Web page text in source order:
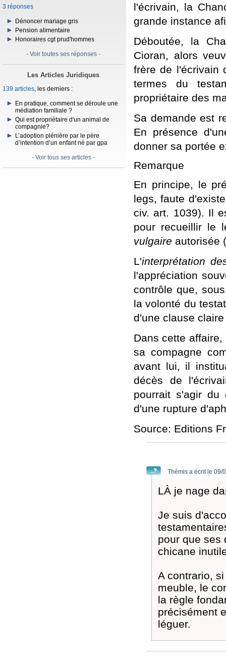
3 réponses
Dénoncer mariage gris
Pension alimentaire
Honoraires cgt prud'hommes
- Voir toutes ses réponses -
Les Articles Juridiques
139 articles, les derniers :
En pratique, comment se déroule une
médiation familiale ?
Qui est propriétaire d'un animal de
compagnie?
L’adoption plénière par le père
d’intention d’un enfant né par gpa
- Voir tous ses articles -
l'écrivain, la
grande instance
Déboutée, la
Cioran, alors
frère de l'écrivain
termes du
propriétaire des
Sa demande est
En présence
donner sa portée
Remarque
En principe, le
legs, faute
civ. art. 1039). Il
pour recueillir le
vulgaire autorisée
L'interprétation
l'appréciation
contrôle que,
la volonté du
d'une clause
Dans cette
sa compagne
avant lui, il
décès de
pourrait s'agir du
d'une rupture
Source: Editions
Thémis a écrit le 09/
LÀ je nage
Je suis
pour que ses
chicane
A contrario,
meuble, le
la règle
précisément
léguer.